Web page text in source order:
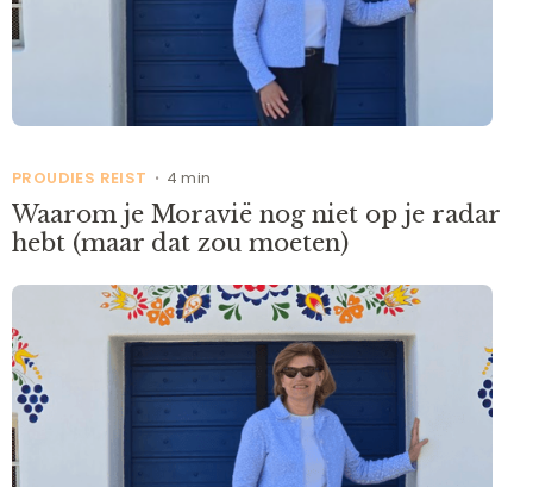
PROUDIES REIST • 4 min
Waarom je Moravië nog niet op je radar
hebt (maar dat zou moeten)